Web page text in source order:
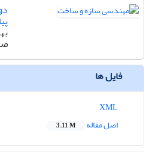
فایل ها
اصل مقاله
3.11 M